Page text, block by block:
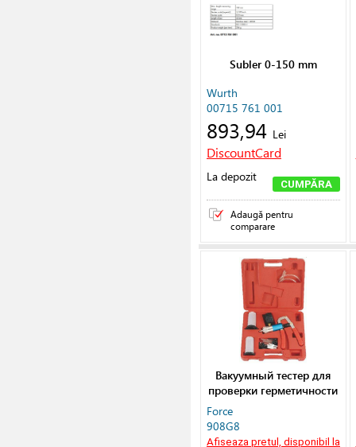
Subler 0-150 mm
Wurth
00715 761 001
893,94 Lei
DiscountCard
La depozit
CUMPĂRA
Adaugă pentru
comparare
Вакуумный тестeр для
проверки герметичности
Force
908G8
Afiseaza pretul, disponibil la